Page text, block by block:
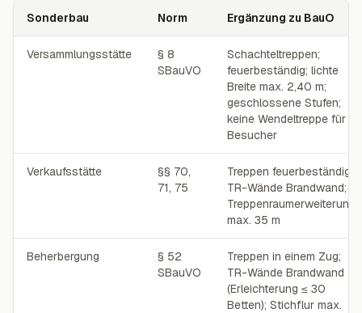
Sonderbau Norm Ergänzung zu BauO
Versammlungsstätte
§ 8
SBauVO
Schachteltreppen;
feuerbeständig; lichte
Breite max. 2,40 m;
geschlossene Stufen;
keine Wendeltreppe für
Besucher
Verkaufsstätte
§§ 70,
71, 75
Treppen feuerbeständig;
TR-Wände Brandwand;
Treppenraumerweiterung
max. 35 m
Beherbergung
§ 52
SBauVO
Treppen in einem Zug;
TR-Wände Brandwand
(Erleichterung ≤ 30
Betten); Stichflur max.